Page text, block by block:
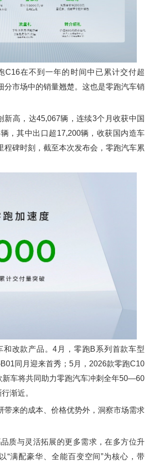
在不到一年的时间中已累计交付超
市场中的销量翘楚。这也是零跑汽车销
高，达45,067辆，连续3个月收获中国
，其中出口超17,200辆，收获国内造车
碑时刻，截至本次发布会，零跑汽车累
改款产品。4月，零跑B系列首款车型
同月迎来首秀；5月，2026款零跑C10
车将共同助力零跑汽车冲刺全年50—60
渐近。
来的成本、价格优势外，洞察市场需求
与灵活拓展的更多需求，在多方位升
“满配豪华、全能百变空间”为核心，带